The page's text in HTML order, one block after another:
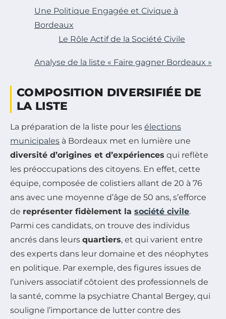
Une Politique Engagée et Civique à
Bordeaux
Le Rôle Actif de la Société Civile
Analyse de la liste « Faire gagner Bordeaux »
COMPOSITION DIVERSIFIÉE DE
LA LISTE
La préparation de la liste pour les élections
municipales à Bordeaux met en lumière une
diversité d’origines et d’expériences qui reflète
les préoccupations des citoyens. En effet, cette
équipe, composée de colistiers allant de 20 à 76
ans avec une moyenne d’âge de 50 ans, s’efforce
de représenter fidèlement la société civile.
Parmi ces candidats, on trouve des individus
ancrés dans leurs quartiers, et qui varient entre
des experts dans leur domaine et des néophytes
en politique. Par exemple, des figures issues de
l’univers associatif côtoient des professionnels de
la santé, comme la psychiatre Chantal Bergey, qui
souligne l’importance de lutter contre des